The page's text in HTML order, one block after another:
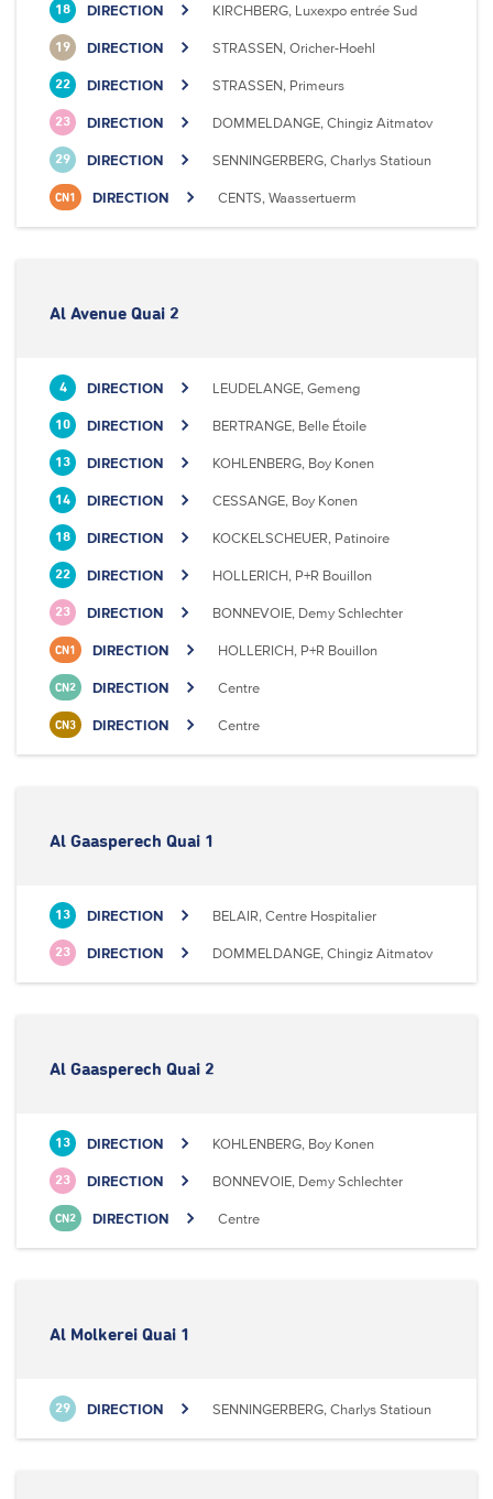
18 DIRECTION KIRCHBERG, Luxexpo entrée Sud
19 DIRECTION STRASSEN, Oricher-Hoehl
22 DIRECTION STRASSEN, Primeurs
23 DIRECTION DOMMELDANGE, Chingiz Aitmatov
29 DIRECTION SENNINGERBERG, Charlys Statioun
CN1 DIRECTION CENTS, Waassertuerm
Al Avenue Quai 2
4 DIRECTION LEUDELANGE, Gemeng
10 DIRECTION BERTRANGE, Belle Étoile
13 DIRECTION KOHLENBERG, Boy Konen
14 DIRECTION CESSANGE, Boy Konen
18 DIRECTION KOCKELSCHEUER, Patinoire
22 DIRECTION HOLLERICH, P+R Bouillon
23 DIRECTION BONNEVOIE, Demy Schlechter
CN1 DIRECTION HOLLERICH, P+R Bouillon
CN2 DIRECTION Centre
CN3 DIRECTION Centre
Al Gaasperech Quai 1
13 DIRECTION BELAIR, Centre Hospitalier
23 DIRECTION DOMMELDANGE, Chingiz Aitmatov
Al Gaasperech Quai 2
13 DIRECTION KOHLENBERG, Boy Konen
23 DIRECTION BONNEVOIE, Demy Schlechter
CN2 DIRECTION Centre
Al Molkerei Quai 1
29 DIRECTION SENNINGERBERG, Charlys Statioun